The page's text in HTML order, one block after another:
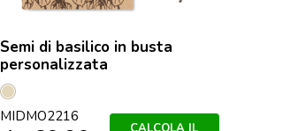
Semi di basilico in busta
personalizzata
Beige
MIDMO2216